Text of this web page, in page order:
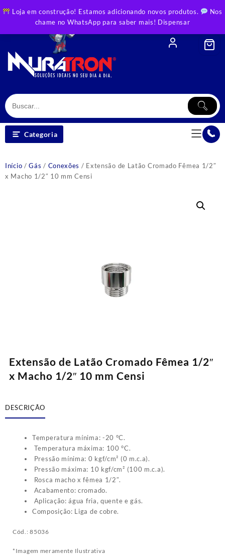
Loja em construção! Estamos adicionando novos produtos.
Nos
chame no WhatsApp para saber mais! Dispensar
to
Categoria
Início /Gás / Conexões / Extensão de Latão Cromado Fêmea 1/2″
x Macho 1/2″ 10 mm Censi
Extensão de Latão Cromado Fêmea 1/2″
x Macho 1/2″ 10 mm Censi
DESCRIÇÃO
Temperatura mínima: -20 °C.
Temperatura máxima: 100 °C.
Pressão mínima: 0 kgf/cm² (0 m.c.a).
Pressão máxima: 10 kgf/cm² (100 m.c.a).
Rosca macho x fêmea 1/2″.
Acabamento: cromado.
Aplicação: água fria, quente e gás.
Composição: Liga de cobre.
Cód.: 85036
*Imagem meramente Ilustrativa